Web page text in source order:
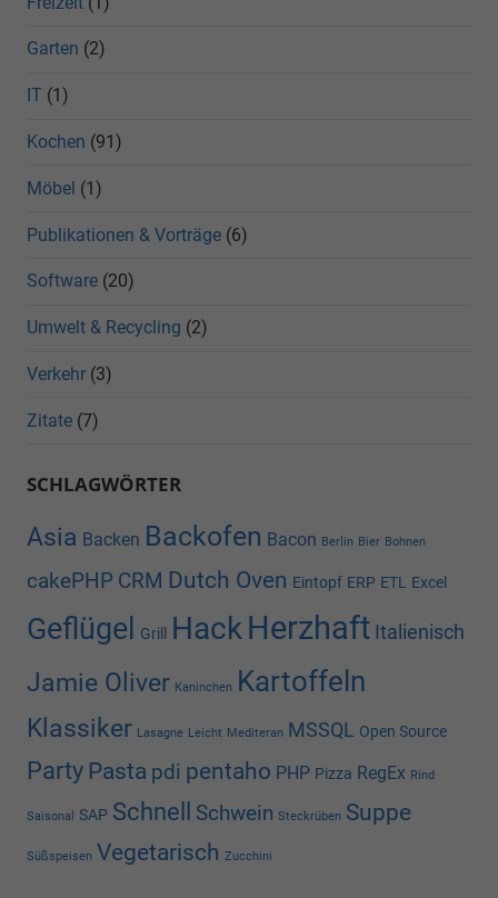
Garten (2)
IT (1)
Kochen (91)
Möbel (1)
Publikationen & Vorträge (6)
Software (20)
Umwelt & Recycling (2)
Verkehr (3)
Zitate (7)
SCHLAGWÖRTER
Asia Backen Backofen Bacon Berlin Bier Bohnen
cakePHP CRM Dutch Oven Eintopf ERP ETL Excel
Geflügel Grill HackHerzhaft Italienisch
Jamie Oliver Kaninchen Kartoffeln
Klassiker Lasagne Leicht Mediteran MSSQL Open Source
Party Pasta pdi pentaho PHP Pizza RegEx Rind
Saisonal SAP Schnell Schwein Steckrüben Suppe
Süßspeisen Vegetarisch Zucchini